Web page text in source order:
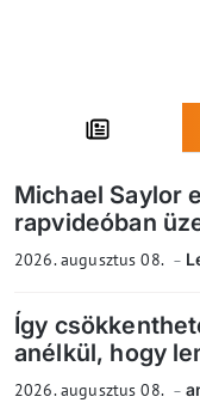
Michael Saylor
rapvideóban
2026. augusztus 08.
Így
anélkül, hogy
2026. augusztus 08.